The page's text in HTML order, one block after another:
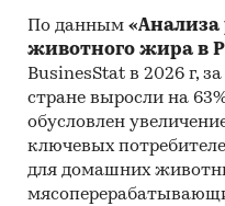
информационная
Печатные и
аналитические
Информационные
рынка
По данным «Анализа
животного жира в
BusinesStat в 2026 г,
стране выросли на
обусловлен
ключевых
для домашних